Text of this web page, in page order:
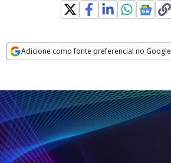
Adicione como fonte preferencial no Google